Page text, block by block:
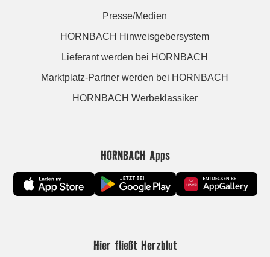
Presse/Medien
HORNBACH Hinweisgebersystem
Lieferant werden bei HORNBACH
Marktplatz-Partner werden bei HORNBACH
HORNBACH Werbeklassiker
HORNBACH Apps
Hier fließt Herzblut